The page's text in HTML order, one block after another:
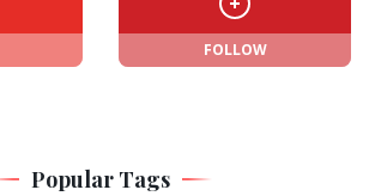
FOLLOW
Popular Tags